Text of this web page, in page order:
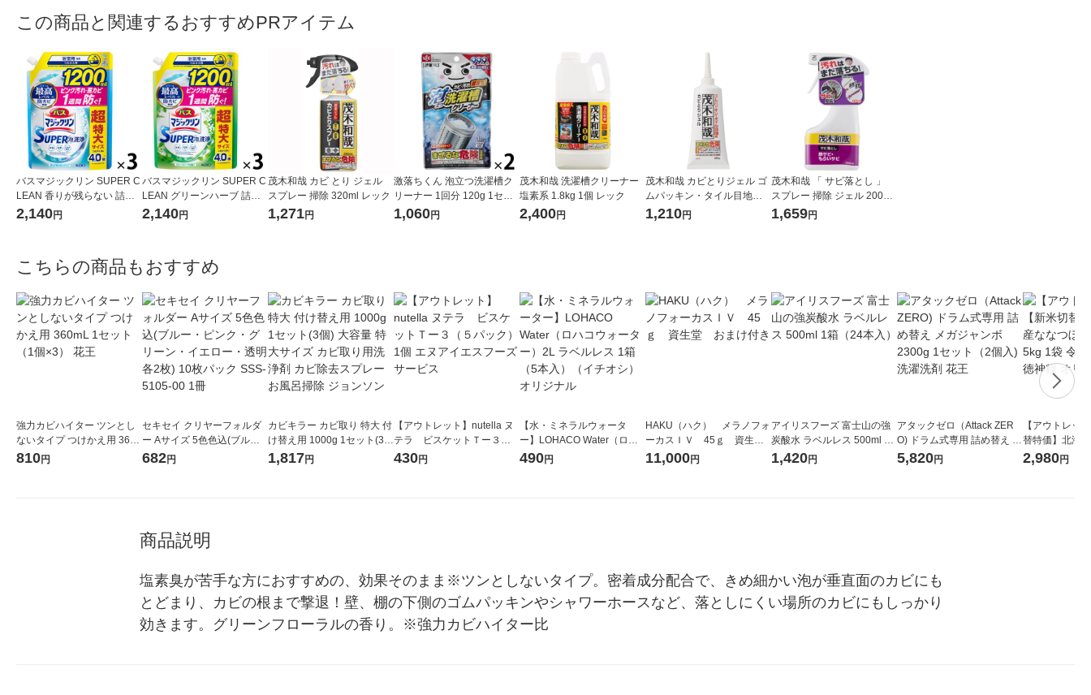
この商品と関連するおすすめPRアイテム
バスマジックリン SUPER C
LEAN 香りが残らない 詰め
替え 超特大 1200ml 1セット
（3個） 花王
2,140円
バスマジックリン SUPER C
LEAN グリーンハーブ 詰め
替え 超特大 1200ml 1セット
（3個） 花王
2,140円
茂木和哉 カビ とり ジェル
スプレー 掃除 320ml レック
1,271円
激落ちくん 泡立つ洗濯槽ク
リーナー 1回分 120g 1セッ
ト（2個） レック
1,060円
茂木和哉 洗濯槽クリーナー
塩素系 1.8kg 1個 レック
2,400円
茂木和哉 カビとりジェル ゴ
ムパッキン・タイル目地用 2
00g 1個 レック
1,210円
茂木和哉 「 サビ落とし 」
スプレー 掃除 ジェル 200ml
低臭タイプ レック
1,659円
こちらの商品もおすすめ
強力カビハイター ツンとし
ないタイプ つけかえ用 360
mL 1セット（1個×3） 花王
810円
セキセイ クリヤーフォルダ
ー Aサイズ 5色色込(ブル
ー・ピンク・グリーン・イ
682円
カビキラー カビ取り 特大 付
け替え用 1000g 1セット(3
個) 大容量 特大サイズ カビ
取り用洗浄剤 カビ除去スプ
1,817円
【アウトレット】nutella ヌ
テラ ビスケットＴー３
（５パック） 1個 エヌアイ
430円
【水・ミネラルウォータ
ー】LOHACO Water（ロハ
コウォーター）2L ラベルレ
490円
HAKU（ハク） メラノフォ
ーカスＩＶ 45ｇ 資生
堂 おまけ付き
11,000円
アイリスフーズ 富士山の強
炭酸水 ラベルレス 500ml 1
箱（24本入）
1,420円
アタックゼロ（Attack ZER
O) ドラム式専用 詰め替え メ
ガジャンボ 2300g 1セット
（2個入) 洗濯洗剤 花王
5,820円
【アウトレッ
替特価】北海
し 無洗米 5kg
米 木徳神糧 オ
2,980円
商品説明
塩素臭が苦手な方におすすめの、効果そのまま※ツンとしないタイプ。密着成分配合で、きめ細かい泡が垂直面のカビにも
とどまり、カビの根まで撃退！壁、棚の下側のゴムパッキンやシャワーホースなど、落としにくい場所のカビにもしっかり
効きます。グリーンフローラルの香り。※強力カビハイター比